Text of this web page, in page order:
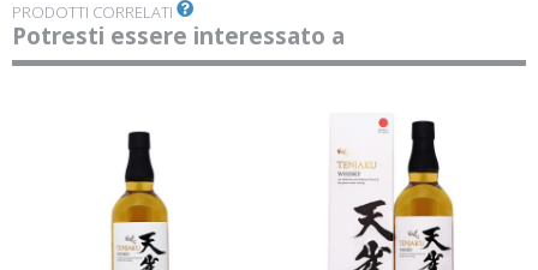
PRODOTTI CORRELATI
Potresti essere interessato a